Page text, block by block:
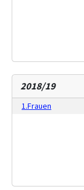
2018/19
1.Frauen